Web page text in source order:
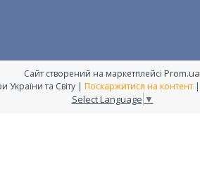
Сайт створений на маркетплейсі Prom.ua
Flags.com.ua - Прапори України та Світу | Поскаржитися на контент |
Select Language ▼